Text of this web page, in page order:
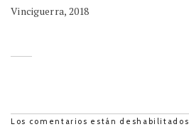
Vinciguerra, 2018
Los comentarios están deshabilitados